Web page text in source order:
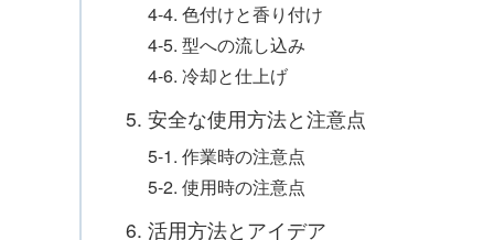
4-4. 色付けと香り付け
4-5. 型への流し込み
4-6. 冷却と仕上げ
5. 安全な使用方法と注意点
5-1. 作業時の注意点
5-2. 使用時の注意点
6. 活用方法とアイデア